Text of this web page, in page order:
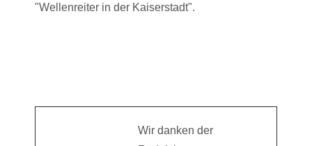
"Wellenreiter in der Kaiserstadt".
Wir danken der